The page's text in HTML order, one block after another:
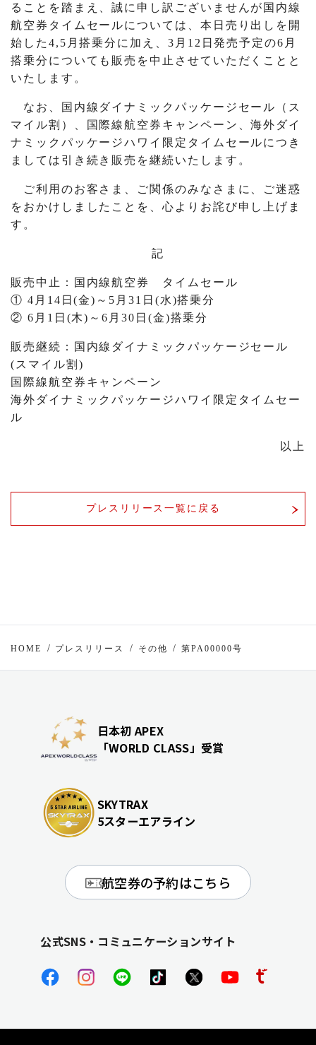
ることを踏まえ、誠に申し訳ございませんが国内線
航空券タイムセールについては、本日売り出しを開
始した4,5月搭乗分に加え、3月12日発売予定の6月
搭乗分についても販売を中止させていただくことと
いたします。
なお、国内線ダイナミックパッケージセール（ス
マイル割）、国際線航空券キャンペーン、海外ダイ
ナミックパッケージハワイ限定タイムセールにつき
ましては引き続き販売を継続いたします。
ご利用のお客さま、ご関係のみなさまに、ご迷惑
をおかけしましたことを、心よりお詫び申し上げま
す。
記
販売中止：国内線航空券 タイムセール
① 4月14日(金)～5月31日(水)搭乗分
② 6月1日(木)～6月30日(金)搭乗分
販売継続：国内線ダイナミックパッケージセール
(スマイル割)
国際線航空券キャンペーン
海外ダイナミックパッケージハワイ限定タイムセー
ル
以上
プレスリリース一覧に戻る
HOME プレスリリース その他 第PA00000号
日本初 APEX
「WORLD CLASS」受賞
SKYTRAX
5スターエアライン
航空券の予約はこちら
公式SNS・コミュニケーションサイト